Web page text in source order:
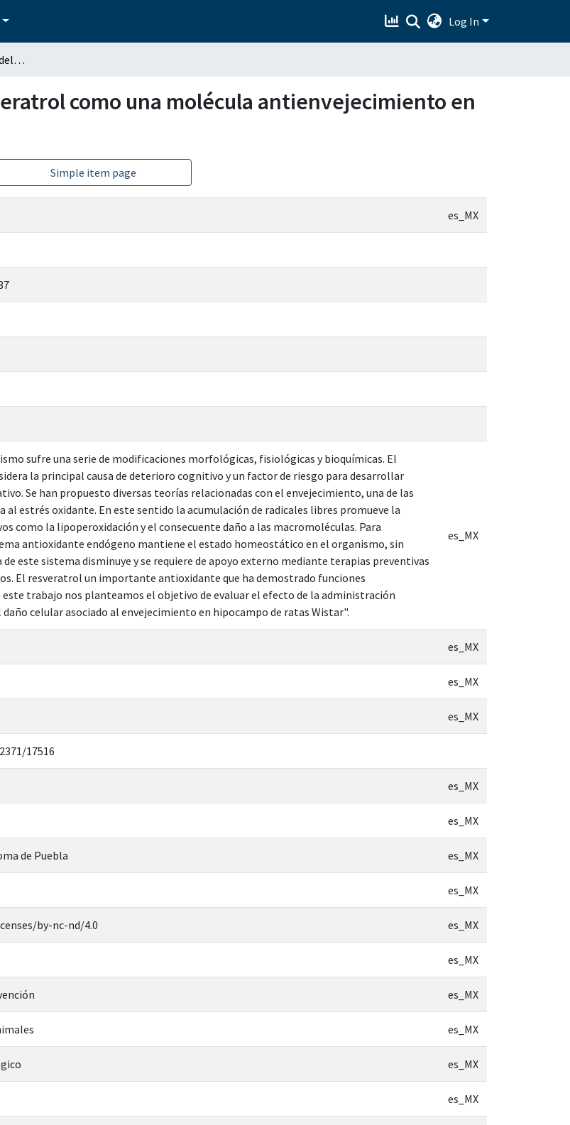
Log In
Administración crónica del resveratrol como una molécula antienvejecimiento en hipocampo de ratas Wistar
como una molécula antienvejecimiento en
Simple item page
es_MX
sufre una serie de modificaciones morfológicas, fisiológicas y bioquímicas. El
la principal causa de deterioro cognitivo y un factor de riesgo para desarrollar
Se han propuesto diversas teorías relacionadas con el envejecimiento, una de las
al estrés oxidante. En este sentido la acumulación de radicales libres promueve la
como la lipoperoxidación y el consecuente daño a las macromoléculas. Para
antioxidante endógeno mantiene el estado homeostático en el organismo, sin
este sistema disminuye y se requiere de apoyo externo mediante terapias preventivas
El resveratrol un importante antioxidante que ha demostrado funciones
trabajo nos planteamos el objetivo de evaluar el efecto de la administración
celular asociado al envejecimiento en hipocampo de ratas Wistar".
es_MX
es_MX
es_MX
es_MX
17516
es_MX
es_MX
de Puebla es_MX
es_MX
by-nc-nd/4.0 es_MX
es_MX
es_MX
es_MX
es_MX
es_MX